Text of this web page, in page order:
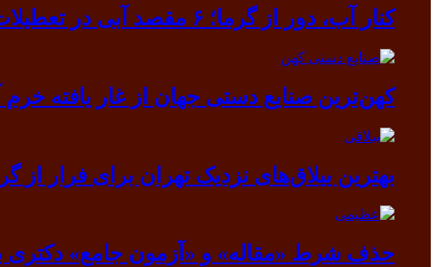
کنار آب، دور از گرما؛ ۶ مقصد آبی در تعطیلات مرداد
کهن‌ترین صنایع دستی جهان از غار یافته خرم آباد بیرون آمد/ دندانی که ۳۹
بهترین ییلاق‌های نزدیک تهران برای فرار از گرمای
حذف شرط «مقاله» و «آزمون جامع»